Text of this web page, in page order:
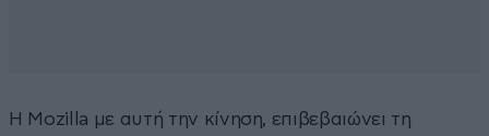
Η Mozilla με αυτή την κίνηση, επιβεβαιώνει τη